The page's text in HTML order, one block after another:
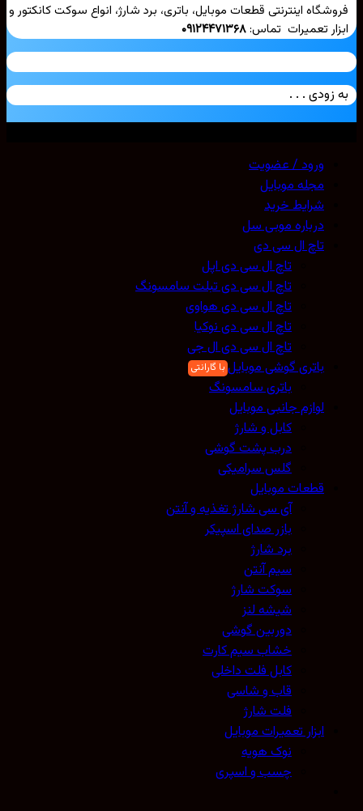
اینترنتی قطعات موبایل، باتری، برد شارژ، انواع سوکت کانکتور و
تعمیرات تماس:۰۹۱۲۴۴۷۱۳۶۸
زودی . . .
ورود / عضویت
مجله موبایل
شرایط خرید
درباره موبی سل
تاچ ال سی دی
تاچ ال سی دی اپل
تاچ ال سی دی تبلت سامسونگ
تاچ ال سی دی هواوی
تاچ ال سی دی نوکیا
تاچ ال سی دی ال جی
باتری گوشی موبایل
باتری سامسونگ
لوازم جانبی موبایل
کابل و شارژ
درب پشت گوشی
گلس سرامیکی
قطعات موبایل
آی سی شارژ تغذیه و آنتن
بازر صدای اسپیکر
برد شارژ
سیم آنتن
سوکت شارژ
شیشه لنز
دوربین گوشی
خشاب سیم کارت
کابل فلت داخلی
قاب و شاسی
فلت شارژ
ابزار تعمیرات موبایل
نوک هویه
چسب و اسپری